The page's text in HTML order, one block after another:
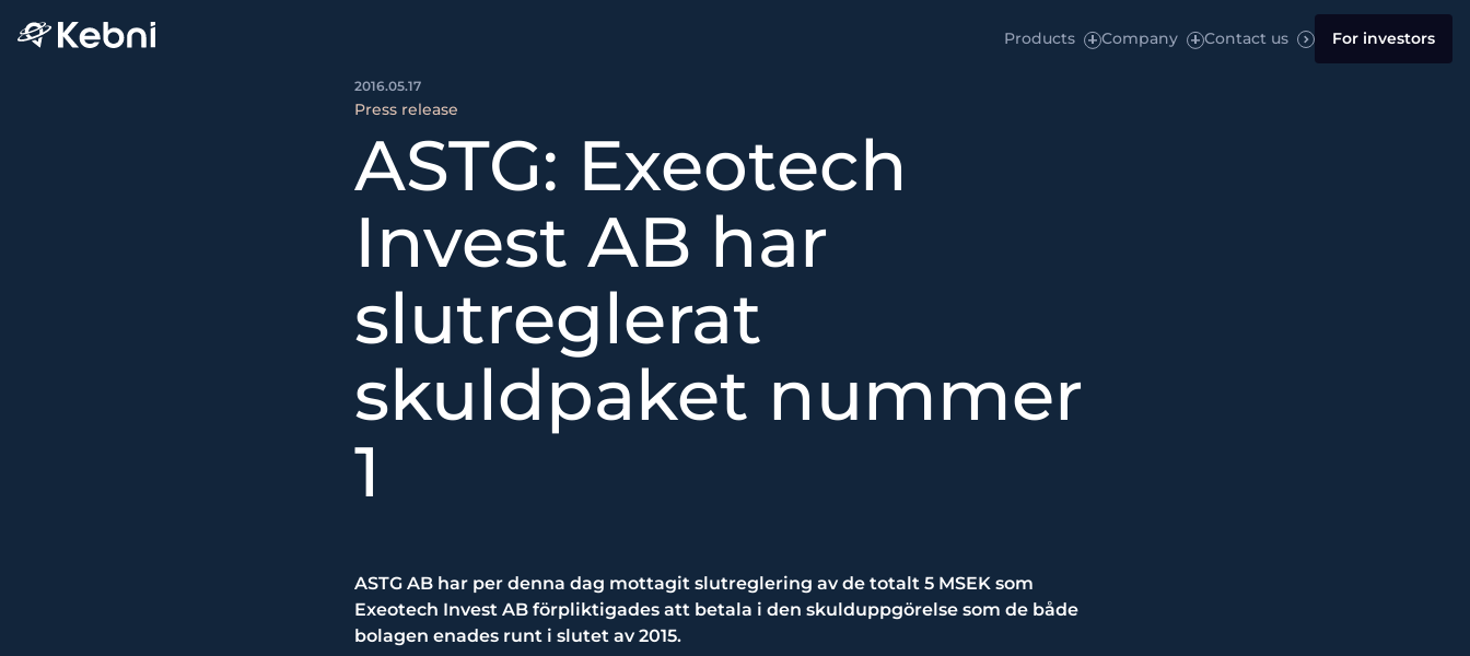
Products Company Contact us For investors
2016.05.17
Press release
ASTG: Exeotech
Invest AB har
slutreglerat
skuldpaket nummer
1
ASTG AB har per denna dag mottagit slutreglering av de totalt 5 MSEK som
Exeotech Invest AB förpliktigades att betala i den skulduppgörelse som de både
bolagen enades runt i slutet av 2015.